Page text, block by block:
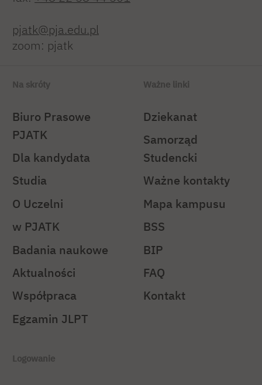
pjatk@pja.edu.pl
zoom: pjatk
Na skróty
Biuro Prasowe
PJATK
Dla kandydata
Studia
O Uczelni
w PJATK
Badania naukowe
Aktualności
Współpraca
Egzamin JLPT
Ważne linki
Dziekanat
Samorząd
Studencki
Ważne kontakty
Mapa kampusu
BSS
BIP
FAQ
Kontakt
Logowanie